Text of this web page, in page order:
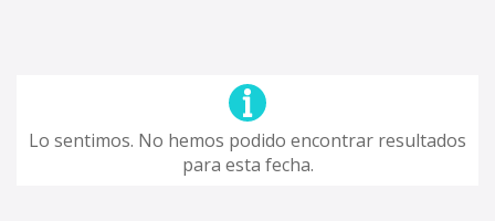
Lo sentimos. No hemos podido encontrar resultados
para esta fecha.